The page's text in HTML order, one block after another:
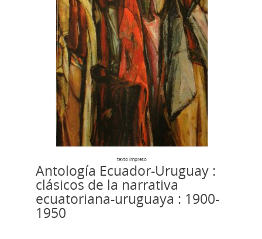
texto impreso
Antología Ecuador-Uruguay :
clásicos de la narrativa
ecuatoriana-uruguaya : 1900-
1950